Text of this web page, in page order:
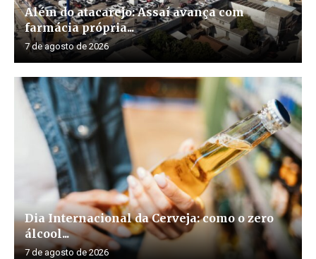
Além do atacarejo: Assaí avança com
farmácia própria...
7 de agosto de 2026
Dia Internacional da Cerveja: como o zero
álcool...
7 de agosto de 2026